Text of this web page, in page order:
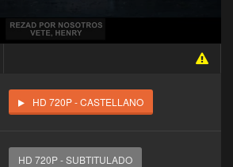
en el botón para desbloquear este
reproductor
1 - Abrir primer enlace
HD 720P - CASTELLANO
HD 720P - SUBTITULADO